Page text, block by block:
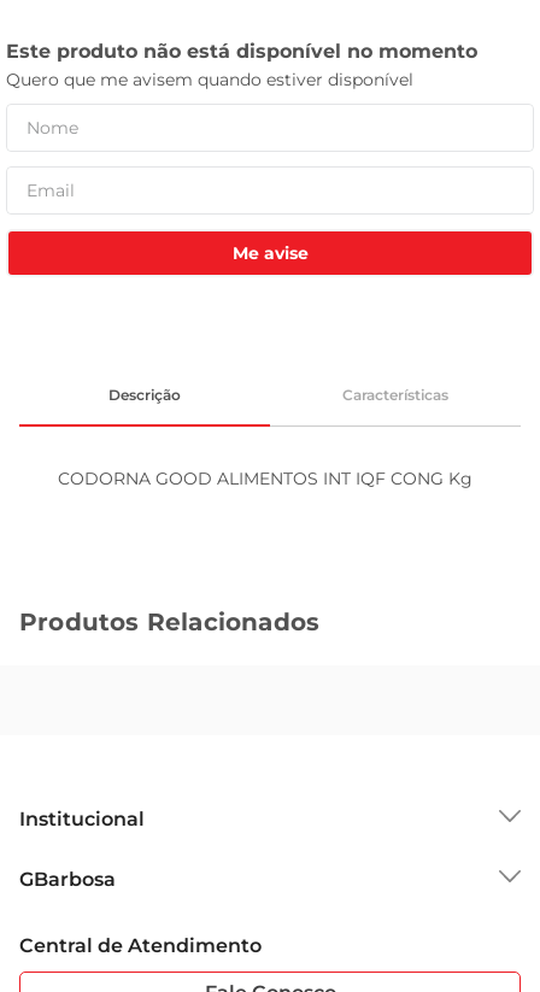
Me avise
Descrição Características
CODORNA GOOD ALIMENTOS INT IQF CONG Kg
Produtos Relacionados
Institucional
Grupo Cencosud
Sobre Privacidade
Portal do Fornecedo
GBarbosa
Garantia Estendida
Central de Atendimento
leite pó